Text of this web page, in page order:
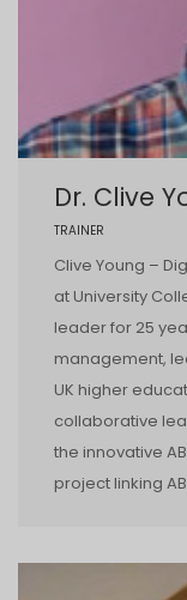
Dr. Clive
TRAINER
Clive Young –
at University
leader for 25
management,
UK higher
collaborative
the innovative
project linking